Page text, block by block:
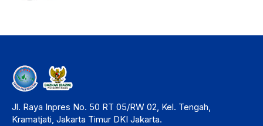
Jl. Raya Inpres No. 50 RT 05/RW 02, Kel. Tengah,
Kramatjati, Jakarta Timur DKI Jakarta.